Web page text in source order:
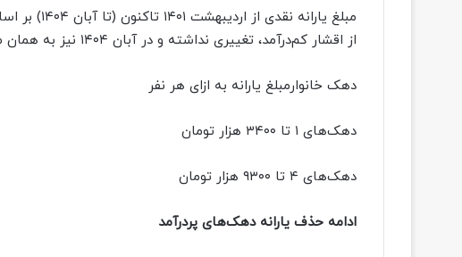
مبلغ یارانه
از اقشار کم‌درآمد، تغییری نداشته و در آبان ۱۴۰۴ نیز به همان میزان سابق پرداخت خواهد شد:
دهک خانوارمبلغ یارانه به ازای هر نفر
دهک‌های ۱ تا ۳۴۰۰ هزار تومان
دهک‌های ۴ تا ۹۳۰۰ هزار تومان
ادامه حذف یارانه دهک‌های پردرآمد